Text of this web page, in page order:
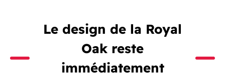
Le design de la Royal
Oak reste
immédiatement